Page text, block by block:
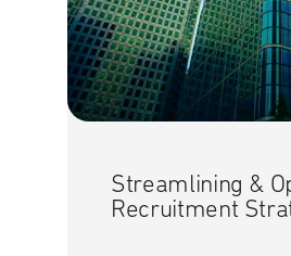
Streamlining &
Recruitment